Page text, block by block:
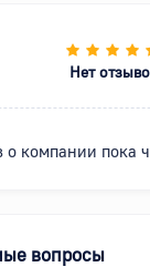
Нет
о компании пока
вопросы